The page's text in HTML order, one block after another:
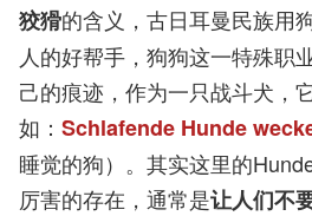
狡猾的含义，古日耳曼民族用
人的好帮手，狗狗这一特殊职
己的痕迹，作为一只战斗犬，
如： Schlafende Hunde
睡觉的狗）。其实这里的
厉害的存在，通常是让人们不